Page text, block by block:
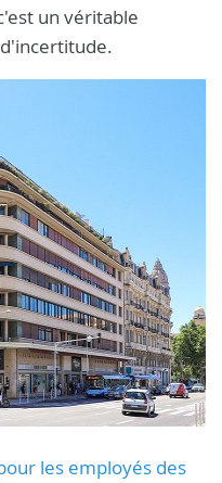
un véritable
les employés des